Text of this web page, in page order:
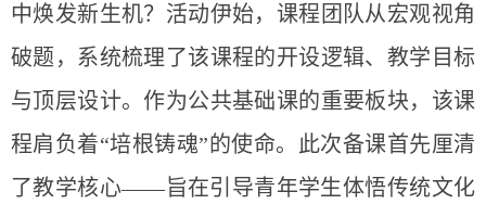
中焕发新生机？活动伊始，课程团队从宏观视角
破题，系统梳理了该课程的开设逻辑、教学目标
与顶层设计。作为公共基础课的重要板块，该课
程肩负着“培根铸魂”的使命。此次备课首先厘清
了教学核心——旨在引导青年学生体悟传统文化